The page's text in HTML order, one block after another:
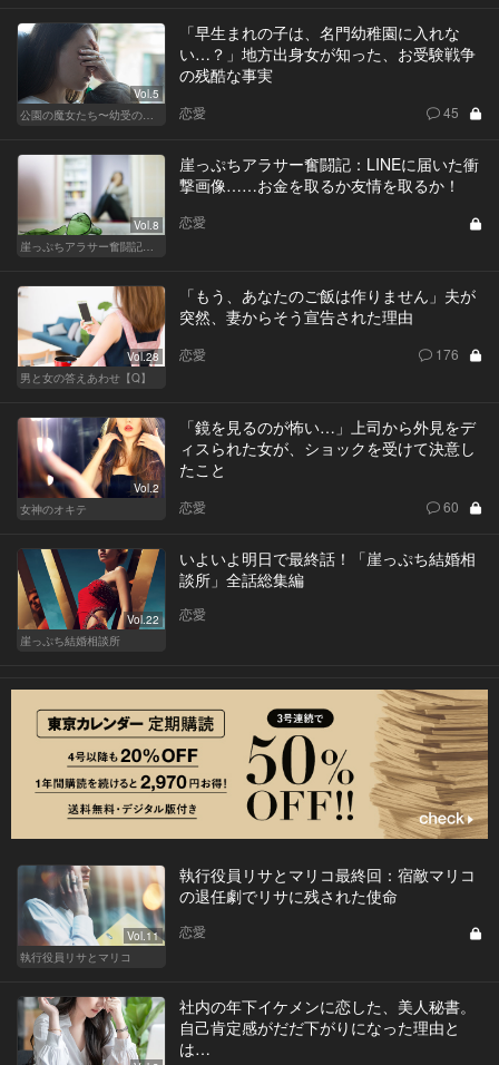
Vol.5
公園の魔女たち〜幼受の世界〜
「早生まれの子は、名門幼稚園に入れな
い…？」地方出身女が知った、お受験戦争
の残酷な事実
恋愛 45
Vol.8
崖っぷちアラサー奮闘記 written by 内埜さくら
崖っぷちアラサー奮闘記：LINEに届いた衝
撃画像……お金を取るか友情を取るか！
恋愛
Vol.28
男と女の答えあわせ【Q】
「もう、あなたのご飯は作りません」夫が
突然、妻からそう宣告された理由
恋愛 176
Vol.2
女神のオキテ
「鏡を見るのが怖い…」上司から外見をデ
ィスられた女が、ショックを受けて決意し
たこと
恋愛 60
Vol.22
崖っぷち結婚相談所
いよいよ明日で最終話！「崖っぷち結婚相
談所」全話総集編
恋愛
Vol.11
執行役員リサとマリコ
執行役員リサとマリコ最終回：宿敵マリコ
の退任劇でリサに残された使命
恋愛
社内の年下イケメンに恋した、美人秘書。
自己肯定感がだだ下がりになった理由と
は…